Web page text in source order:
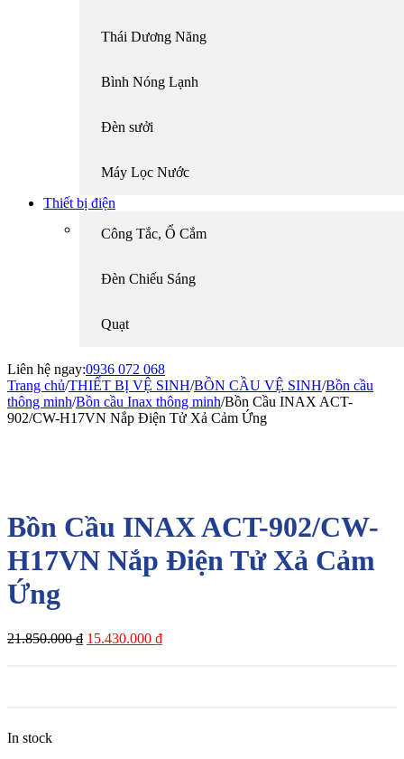
Thái Dương Năng
Bình Nóng Lạnh
Đèn sưởi
Máy Lọc Nước
Thiết bị điện
Công Tắc, Ổ Cắm
Đèn Chiếu Sáng
Quạt
Liên hệ ngay:0936 072 068
Trang chủ/THIẾT BỊ VỆ SINH/BỒN CẦU VỆ SINH/Bồn cầu
thông minh/Bồn cầu Inax thông minh/Bồn Cầu INAX ACT-
902/CW-H17VN Nắp Điện Tử Xả Cảm Ứng
Bồn Cầu INAX ACT-902/CW-
H17VN Nắp Điện Tử Xả Cảm
Ứng
21.850.000₫ Giá
15.430.000 ₫Giá
In stock